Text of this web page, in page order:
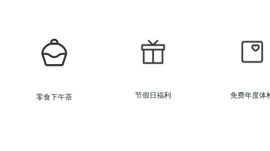
零食下午茶 节假日福利 免费年度体